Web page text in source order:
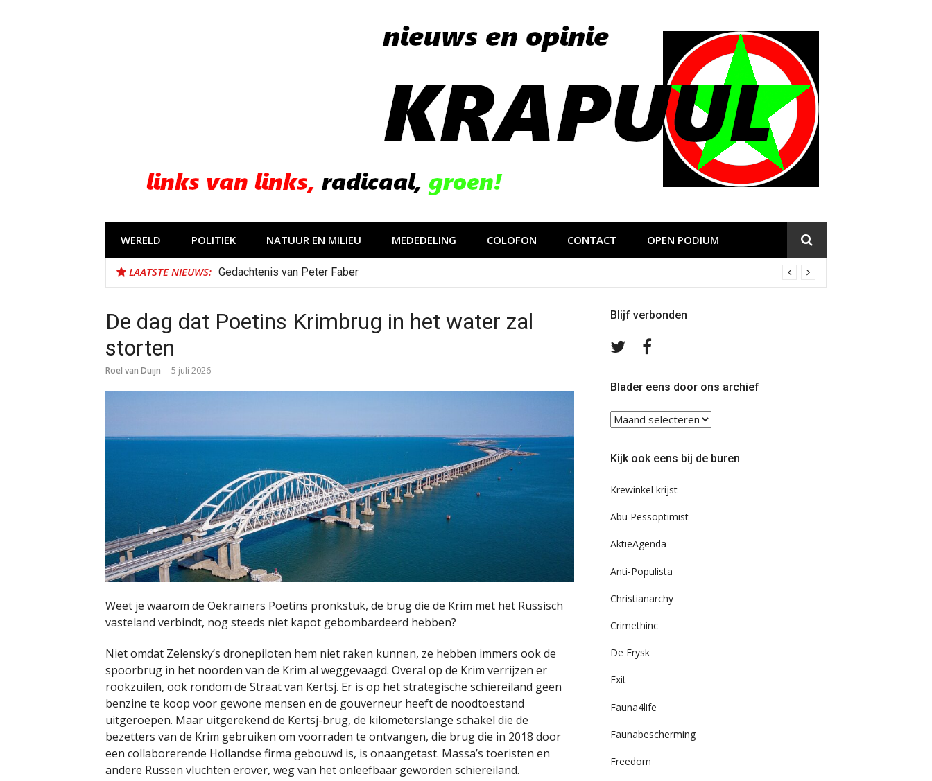
WERELD POLITIEK NATUUR EN MILIEU MEDEDELING COLOFON CONTACT OPEN PODIUM
LAATSTE NIEUWS: Gedachtenis van Peter Faber
De dag dat Poetins Krimbrug in het water zal
storten
Roel van Duijn 5 juli 2026
Weet je waarom de Oekraïners Poetins pronkstuk, de brug die de Krim met het Russisch
vasteland verbindt, nog steeds niet kapot gebombardeerd hebben?
Niet omdat Zelensky’s dronepiloten hem niet raken kunnen, ze hebben immers ook de
spoorbrug in het noorden van de Krim al weggevaagd. Overal op de Krim verrijzen er
rookzuilen, ook rondom de Straat van Kertsj. Er is op het strategische schiereiland geen
benzine te koop voor gewone mensen en de gouverneur heeft de noodtoestand
uitgeroepen. Maar uitgerekend de Kertsj-brug, de kilometerslange schakel die de
bezetters van de Krim gebruiken om voorraden te ontvangen, die brug die in 2018 door
een collaborerende Hollandse firma gebouwd is, is onaangetast. Massa’s toeristen en
andere Russen vluchten erover, weg van het onleefbaar geworden schiereiland.
Blijf verbonden
Volg
TwitterFacebook
Blader eens door ons archief
Blader
eens
ons
Kijk ook eens bij de buren
Krewinkel krijst
Abu Pessoptimist
AktieAgenda
Anti-Populista
Christianarchy
Crimethinc
De Frysk
Exit
Fauna4life
Faunabescherming
Freedom